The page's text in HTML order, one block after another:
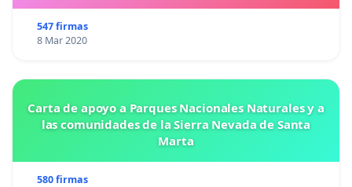
547 firmas
8 Mar 2020
Carta de apoyo a Parques Nacionales Naturales y a
las comunidades de la Sierra Nevada de Santa
Marta
580 firmas